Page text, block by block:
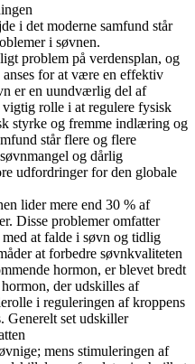
i det moderne samfund står
i søvnen.
problem på verdensplan, og
for at være en effektiv
er en uundværlig del af
vigtig rolle i at regulere fysisk
styrke og fremme indlæring og
står flere og flere
og dårlig
udfordringer for den globale
lider mere end 30 % af
Disse problemer omfatter
at falde i søvn og tidlig
at forbedre søvnkvaliteten
hormon, er blevet bredt
der udskilles af
i reguleringen af ​​kroppens
Generelt set udskiller
mens stimuleringen af